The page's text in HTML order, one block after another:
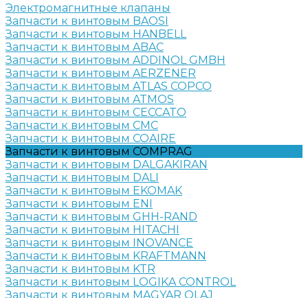
Электромагнитные клапаны
Запчасти к винтовым BAOSI
Запчасти к винтовым HANBELL
Запчасти к винтовым ABAC
Запчасти к винтовым ADDINOL GMBH
Запчасти к винтовым AERZENER
Запчасти к винтовым ATLAS COPCO
Запчасти к винтовым ATMOS
Запчасти к винтовым CECCATO
Запчасти к винтовым CMC
Запчасти к винтовым COAIRE
Запчасти к винтовым COMPRAG
Запчасти к винтовым DALGAKIRAN
Запчасти к винтовым DALI
Запчасти к винтовым EKOMAK
Запчасти к винтовым ENI
Запчасти к винтовым GHH-RAND
Запчасти к винтовым HITACHI
Запчасти к винтовым INOVANCE
Запчасти к винтовым KRAFTMANN
Запчасти к винтовым KTR
Запчасти к винтовым LOGIKA CONTROL
Запчасти к винтовым MAGYAR OLAJ